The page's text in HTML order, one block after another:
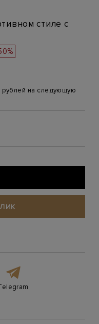
стиле с
рублей на следующую